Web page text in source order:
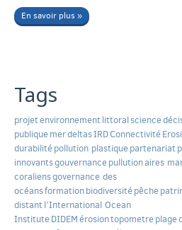
En savoir plus »
Tags
projetenvironnementlittoralscience
publiquemerdeltasIRDConnectivité
durabilitépollution plastiquepartenariat
innovantsgouvernancepullutionaires
coraliensgovernance des
océansformationbiodiversitépêche
distantl’International Ocean
InstituteDIDEMérosiontopometreplage